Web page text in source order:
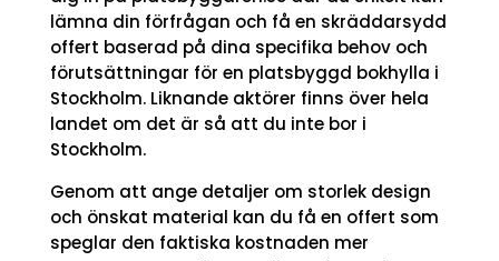
lämna din förfrågan och få en skräddarsydd
offert baserad på dina specifika behov och
förutsättningar för en platsbyggd bokhylla i
Stockholm. Liknande aktörer finns över hela
landet om det är så att du inte bor i
Stockholm.
Genom att ange detaljer om storlek design
och önskat material kan du få en offert som
speglar den faktiska kostnaden mer